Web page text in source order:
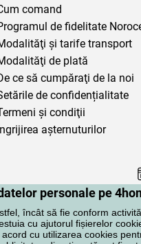
personale pe
încât să fie conform
cu ajutorul fișierelor
acord cu utilizarea cookies
comand
de fidelitate
şi tarife transport
de plată
ce să cumpăraţi de la noi
de confidențialitate
şi condiţii
așternuturilor